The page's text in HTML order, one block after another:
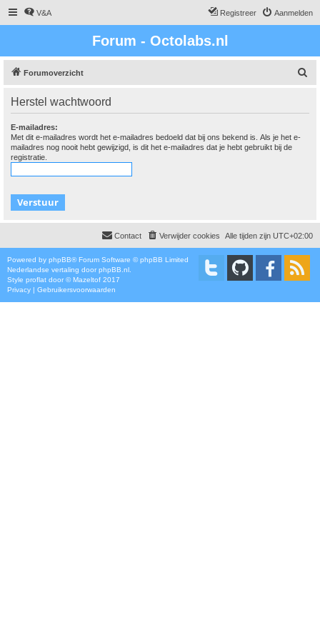
V&A Aanmelden
Registreer
Forum - Octolabs.nl
Forumoverzicht
Herstel wachtwoord
E-mailadres:
Met dit e-mailadres wordt het e-mailadres bedoeld dat bij ons bekend is. Als je het e-
mailadres nog nooit hebt gewijzigd, is dit het e-mailadres dat je hebt gebruikt bij de
registratie.
Alle tijden zijn UTC+02:00
Verwijder cookies
Contact
Powered by phpBB® Forum Software © phpBB Limited
Nederlandse vertaling door phpBB.nl
Style proflat door ©Mazeltof 2017
Privacy | Gebruikersvoorwaarden